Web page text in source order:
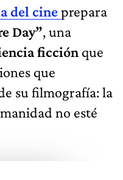
del cineprepara
Day”, una
ficción que
que
su filmografía: la
no esté